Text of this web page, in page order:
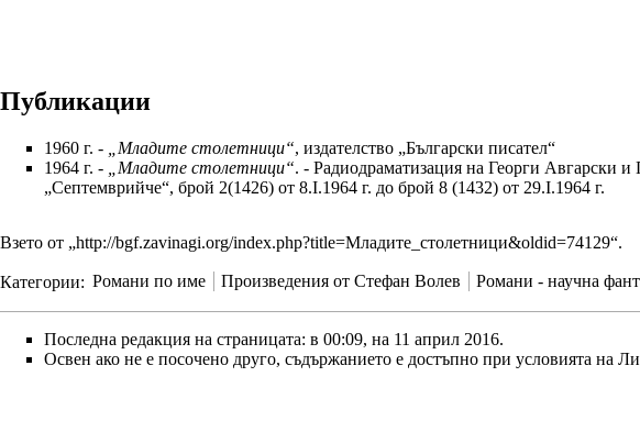
Публикации
1960 г. - Младите столетници“, издателство „Български писател“
1964 г. - Младите столетници“. - Радиодраматизация на Георги Авгарски и
„Септемврийче“, брой 2(1426) от 8.І.1964 г. до брой 8 (1432) от 29.І.1964 г.
Взето от „http://bgf.zavinagi.org/index.php?title=Младите_столетници&oldid=74129“.
Категории: Романи по име Произведения от Стефан Волев Романи - научна
Последна редакция на страницата: в 00:09, на 11 април 2016.
Освен ако не е посочено друго, съдържанието е достъпно при условията на